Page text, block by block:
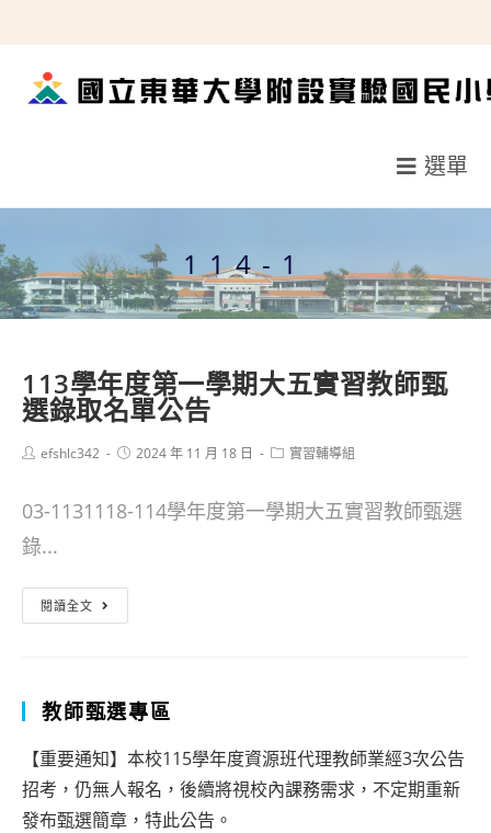
轉
選單
114-1
113學年度第一學期大五實習教師甄
選錄取名單公告
Postefshlc342
Post2024 年 11 月 18 日
Post實習輔導組
03-1131118-114學年度第一學期大五實習教師甄選
錄...
閱讀全文
度
一
學
教師甄選專區
【重要通知】本校115學年度資源班代理教師業經3次公告
招考，仍無人報名，後續將視校內課務需求，不定期重新
發布甄選簡章，特此公告。